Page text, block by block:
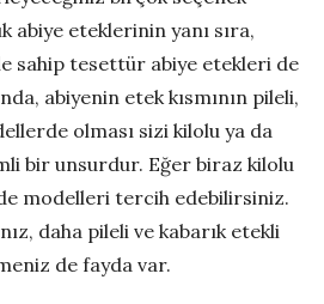
abiye eteklerinin yanı sıra,
sahip tesettür abiye etekleri de
abiyenin etek kısmının pileli,
olması sizi kilolu ya da
bir unsurdur. Eğer biraz kilolu
modelleri tercih edebilirsiniz.
daha pileli ve kabarık etekli
de fayda var.